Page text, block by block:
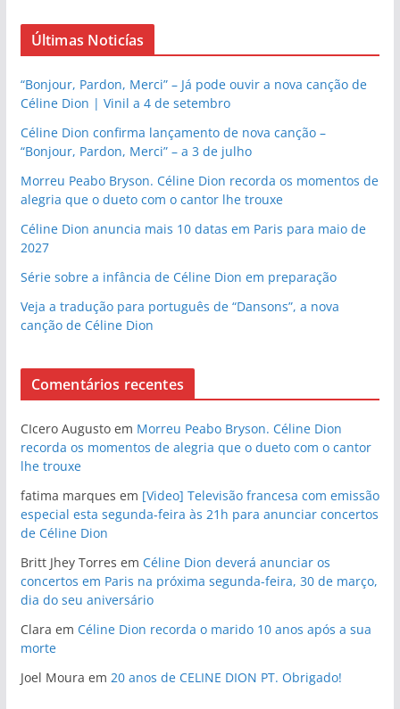
Últimas Noticías
“Bonjour, Pardon, Merci” – Já pode ouvir a nova canção de
Céline Dion | Vinil a 4 de setembro
Céline Dion confirma lançamento de nova canção –
“Bonjour, Pardon, Merci” – a 3 de julho
Morreu Peabo Bryson. Céline Dion recorda os momentos de
alegria que o dueto com o cantor lhe trouxe
Céline Dion anuncia mais 10 datas em Paris para maio de
2027
Série sobre a infância de Céline Dion em preparação
Veja a tradução para português de “Dansons”, a nova
canção de Céline Dion
Comentários recentes
CIcero Augustoem Morreu Peabo Bryson. Céline Dion
recorda os momentos de alegria que o dueto com o cantor
lhe trouxe
fatima marques em [Video] Televisão francesa com emissão
especial esta segunda-feira às 21h para anunciar concertos
de Céline Dion
Britt Jhey Torres em Céline Dion deverá anunciar os
concertos em Paris na próxima segunda-feira, 30 de março,
dia do seu aniversário
Clara em Céline Dion recorda o marido 10 anos após a sua
morte
Joel Moura em 20 anos de CELINE DION PT. Obrigado!